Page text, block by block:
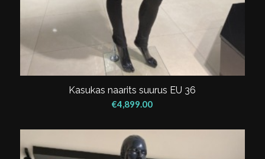
Kasukas naarits suurus EU 36
€4,899.00